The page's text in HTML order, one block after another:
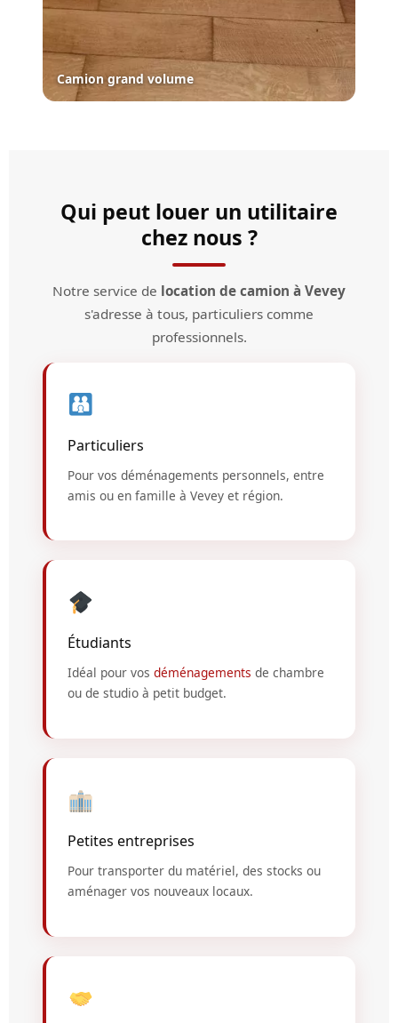
Camion grand volume
Qui peut louer un utilitaire
chez nous ?
Notre service de location de camion à Vevey
s'adresse à tous, particuliers comme
professionnels.
Particuliers
Pour vos déménagements personnels, entre
amis ou en famille à Vevey et région.
Étudiants
Idéal pour vos déménagements de chambre
ou de studio à petit budget.
Petites entreprises
Pour transporter du matériel, des stocks ou
aménager vos nouveaux locaux.